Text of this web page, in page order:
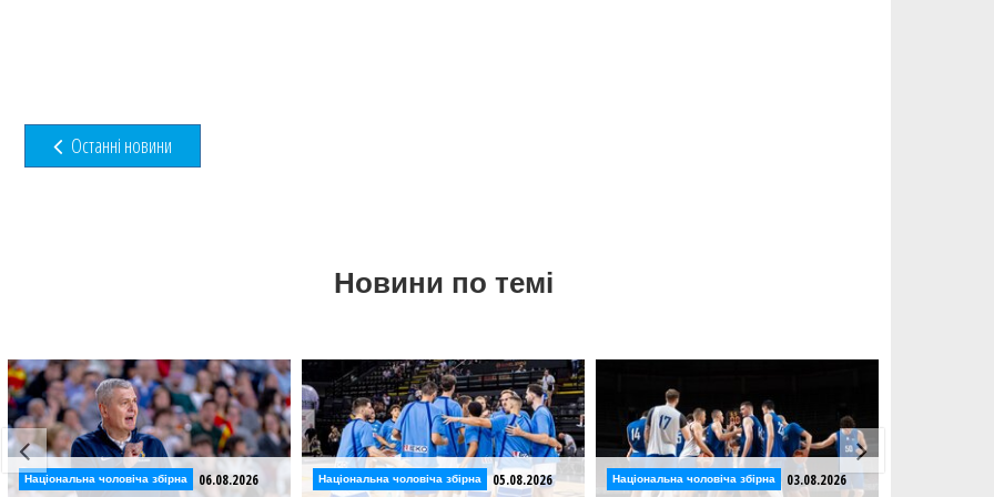
Останні новини
Новини по темі
06.08.2026 Національна чоловіча збірна 05.08.2026 Національна чоловіча збірна 03.08.2026 Національна чоловіча збірна